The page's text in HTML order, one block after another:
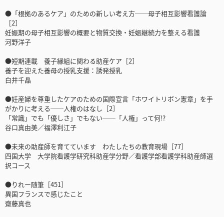
●「根拠のあるケア」のための新しい考え方──母子相互影響看護論
［2］
妊娠期の母子相互影響の概要と物質交換・妊娠継続力を整える看護
河野洋子
●短期連載 養子縁組に関わる助産ケア［2］
養子を迎えた養母の授乳支援：誘発授乳
白井千晶
●妊産婦を尊重したケアのための国際宣言「ホワイトリボン憲章」を手
がかりに考える──人権のはなし［2］
「常識」でも「優しさ」でもない──「人権」って何!?
谷口真由美／福澤利江子
●未来の助産師を育てています わたしたちの教育現場［77］
四国大学 大学院看護学研究科助産学分野／看護学部看護学科助産師選
択コース
●りれー随筆［451］
異国フランスで感じたこと
齋藤真也